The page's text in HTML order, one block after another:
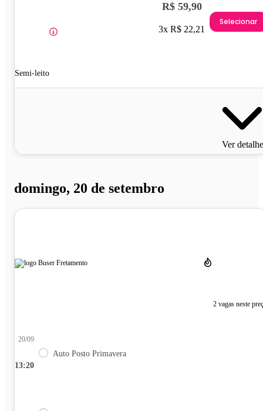
Semi-leito
R$ 59,90
3x R$ 22,21
Selecionar
Ver
domingo, 20 de setembro
2 vagas neste
13:20
20/09
Auto Posto Primavera